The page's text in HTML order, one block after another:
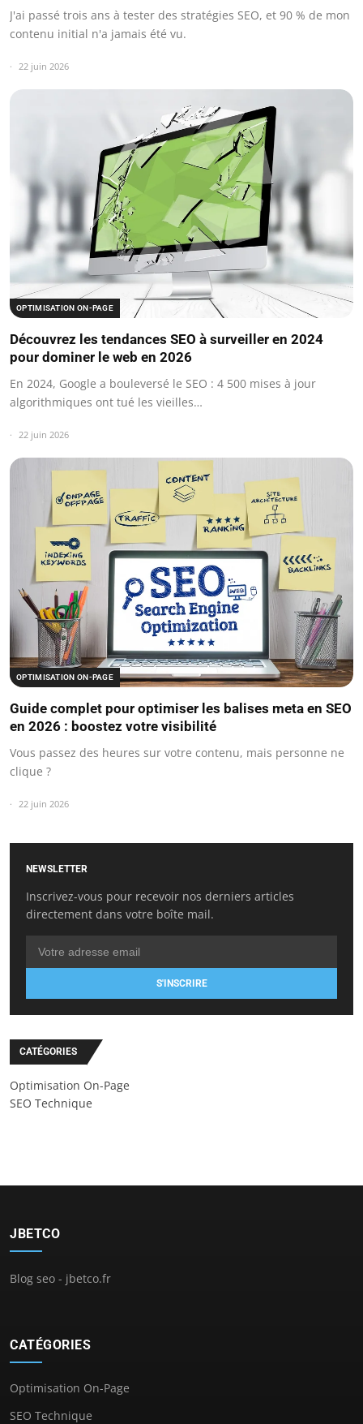
J'ai passé trois ans à tester des stratégies SEO, et 90 % de mon
contenu initial n'a jamais été vu.
22 juin 2026
OPTIMISATION ON-PAGE
Découvrez les tendances SEO à surveiller en 2024
pour dominer le web en 2026
En 2024, Google a bouleversé le SEO : 4 500 mises à jour
algorithmiques ont tué les vieilles…
22 juin 2026
OPTIMISATION ON-PAGE
Guide complet pour optimiser les balises meta en SEO
en 2026 : boostez votre visibilité
Vous passez des heures sur votre contenu, mais personne ne
clique ?
22 juin 2026
NEWSLETTER
Inscrivez-vous pour recevoir nos derniers articles
directement dans votre boîte mail.
S'INSCRIRE
CATÉGORIES
Optimisation On-Page
SEO Technique
JBETCO
Blog seo - jbetco.fr
CATÉGORIES
Optimisation On-Page
SEO Technique